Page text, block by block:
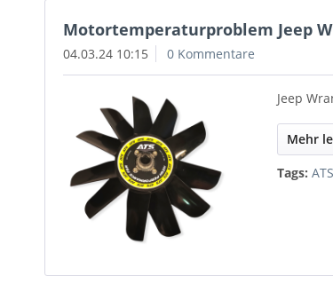
Motortemperaturproblem Jeep
04.03.24 10:15 0 Kommentare
Jeep
Mehr
Tags: